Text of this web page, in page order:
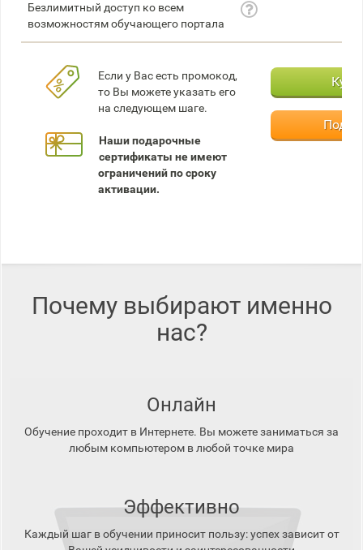
Если у Вас есть промокод,
то Вы можете указать его
на следующем шаге.
Наши подарочные
сертификаты не имеют
ограничений по сроку
активации.
Безлимитный доступ ко всем
возможностям обучающего портала
Почему выбирают именно
нас?
Онлайн
Обучение проходит в Интернете. Вы можете заниматься за
любым компьютером в любой точке мира
Эффективно
Каждый шаг в обучении приносит пользу: успех зависит от